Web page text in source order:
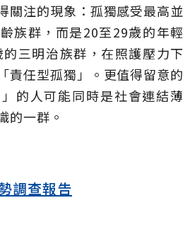
關注的現象：孤獨感受最高並
族群，而是20至29歲的年輕
三明治族群，在照護壓力下
責任型孤獨」。更值得留意的
的人可能同時是社會連結薄
的一群。
調查報告